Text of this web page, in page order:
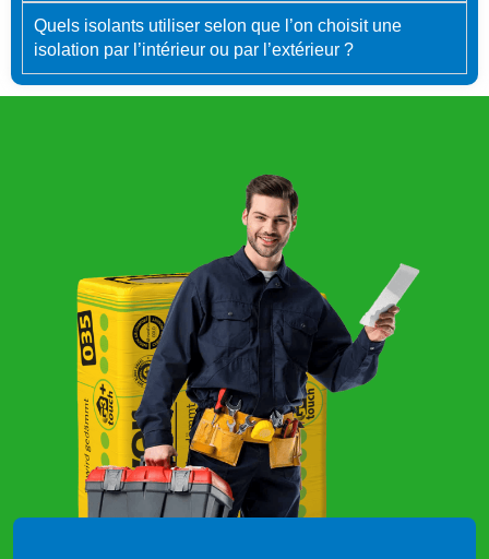
Quels isolants utiliser selon que l’on choisit une
isolation par l’intérieur ou par l’extérieur ?